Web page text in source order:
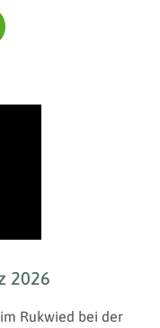
2026
Rukwied bei der